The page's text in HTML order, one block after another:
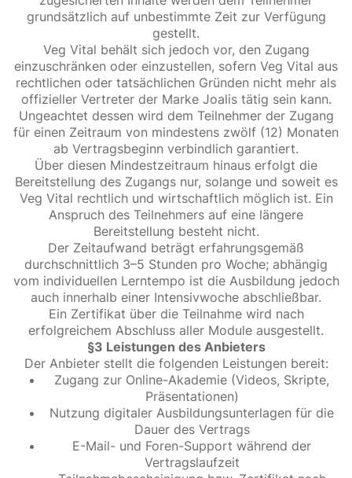
grundsätzlich auf unbestimmte Zeit zur Verfügung
gestellt.
Veg Vital behält sich jedoch vor, den Zugang
einzuschränken oder einzustellen, sofern Veg Vital aus
rechtlichen oder tatsächlichen Gründen nicht mehr als
offizieller Vertreter der Marke Joalis tätig sein kann.
Ungeachtet dessen wird dem Teilnehmer der Zugang
für einen Zeitraum von mindestens zwölf (12) Monaten
ab Vertragsbeginn verbindlich garantiert.
Über diesen Mindestzeitraum hinaus erfolgt die
Bereitstellung des Zugangs nur, solange und soweit es
Veg Vital rechtlich und wirtschaftlich möglich ist. Ein
Anspruch des Teilnehmers auf eine längere
Bereitstellung besteht nicht.
Der Zeitaufwand beträgt erfahrungsgemäß
durchschnittlich 3–5 Stunden pro Woche; abhängig
vom individuellen Lerntempo ist die Ausbildung jedoch
auch innerhalb einer Intensivwoche abschließbar.
Ein Zertifikat über die Teilnahme wird nach
erfolgreichem Abschluss aller Module ausgestellt.
§3 Leistungen des Anbieters
Der Anbieter stellt die folgenden Leistungen bereit:
Zugang zur Online-Akademie (Videos, Skripte,
Präsentationen)
Nutzung digitaler Ausbildungsunterlagen für die
Dauer des Vertrags
E-Mail- und Foren-Support während der
Vertragslaufzeit